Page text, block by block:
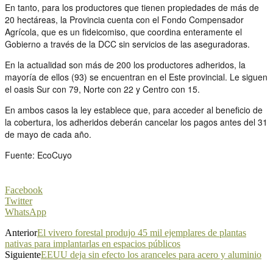
En tanto, para los productores que tienen propiedades de más de
20 hectáreas, la Provincia cuenta con el Fondo Compensador
Agrícola, que es un fideicomiso, que coordina enteramente el
Gobierno a través de la DCC sin servicios de las aseguradoras.
En la actualidad son más de 200 los productores adheridos, la
mayoría de ellos (93) se encuentran en el Este provincial. Le siguen
el oasis Sur con 79, Norte con 22 y Centro con 15.
En ambos casos la ley establece que, para acceder al beneficio de
la cobertura, los adheridos deberán cancelar los pagos antes del 31
de mayo de cada año.
Fuente: EcoCuyo
Facebook
Twitter
WhatsApp
AnteriorEl vivero forestal produjo 45 mil ejemplares de plantas
nativas para implantarlas en espacios públicos
SiguienteEEUU deja sin efecto los aranceles para acero y aluminio